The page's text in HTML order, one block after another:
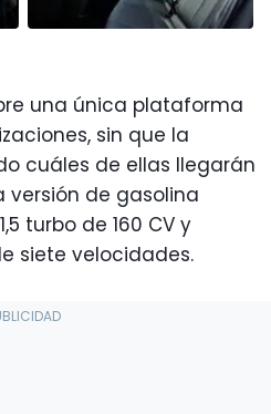
una única plataforma
sin que la
cuáles de ellas llegarán
versión de gasolina
turbo de 160 CV y
siete velocidades.